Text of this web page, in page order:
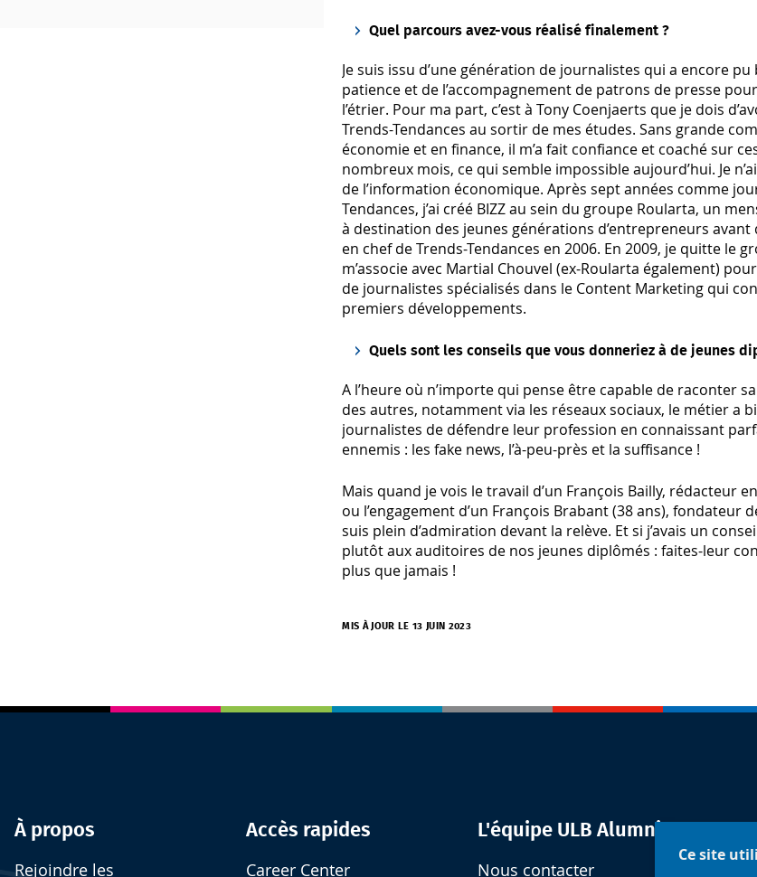
Ce site
Quel parcours avez-vous réalisé finalement ?
Je suis issu d’une génération de journalistes qui a encore pu
patience et de l’accompagnement de patrons de presse
l’étrier. Pour ma part, c’est à Tony Coenjaerts que je dois
Trends-Tendances au sortir de mes études. Sans grande
économie et en finance, il m’a fait confiance et coaché sur
nombreux mois, ce qui semble impossible aujourd’hui. Je
de l’information économique. Après sept années comme
Tendances, j’ai créé BIZZ au sein du groupe Roularta, un
à destination des jeunes générations d’entrepreneurs
en chef de Trends-Tendances en 2006. En 2009, je quitte le
m’associe avec Martial Chouvel (ex-Roularta également)
de journalistes spécialisés dans le Content Marketing qui
premiers développements.
Quels sont les conseils que vous donneriez à de jeunes
A l’heure où n’importe qui pense être capable de raconter
des autres, notamment via les réseaux sociaux, le métier a
journalistes de défendre leur profession en connaissant
ennemis : les fake news, l’à-peu-près et la suffisance !
Mais quand je vois le travail d’un François Bailly, rédacteur en
ou l’engagement d’un François Brabant (38 ans), fondateur
suis plein d’admiration devant la relève. Et si j’avais un
plutôt aux auditoires de nos jeunes diplômés : faites-leur
plus que jamais !
MIS À JOUR LE 13 JUIN 2023
À propos
Rejoindre les
Accès rapides
Career Center
L'équipe ULB Alumni
Nous contacter